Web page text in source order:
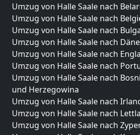
Umzug von Halle Saale nach
Umzug von Halle Saale nach
Umzug von Halle Saale nach
Umzug von Halle Saale nach
Umzug von Halle Saale nach
Umzug von Halle Saale nach
Umzug von Halle Saale nach
und Herzegowina
Umzug von Halle Saale nach
Umzug von Halle Saale nach
Umzug von Halle Saale nach